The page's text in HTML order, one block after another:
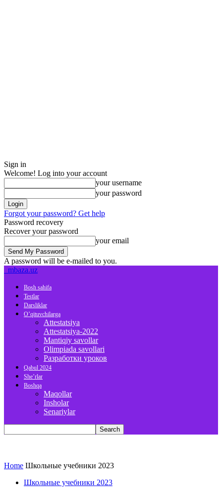
Sign in
Welcome! Log into your account
your username
your password
Forgot your password? Get help
Password recovery
Recover your password
your email
A password will be e-mailed to you.
mbaza.uz
Bosh sahifa
Testlar
Darsliklar
O’qituvchilarga
Attestatsiya
Attestatsiya-2022
Mantiqiy savollar
Olimpiada savollari
Разработки уроков
Qabul 2024
She’rlar
Boshqa
Maqollar
Insholar
Senariylar
Home Школьные учебники 2023
Школьные учебники 2023